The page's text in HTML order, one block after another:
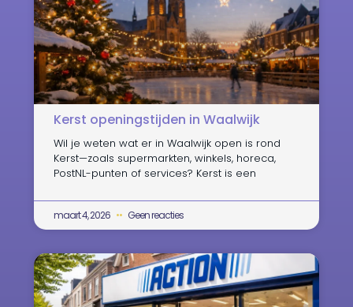
Kerst openingstijden in Waalwijk
Wil je weten wat er in Waalwijk open is rond
Kerst—zoals supermarkten, winkels, horeca,
PostNL-punten of services? Kerst is een
maart 4, 2026 Geen reacties